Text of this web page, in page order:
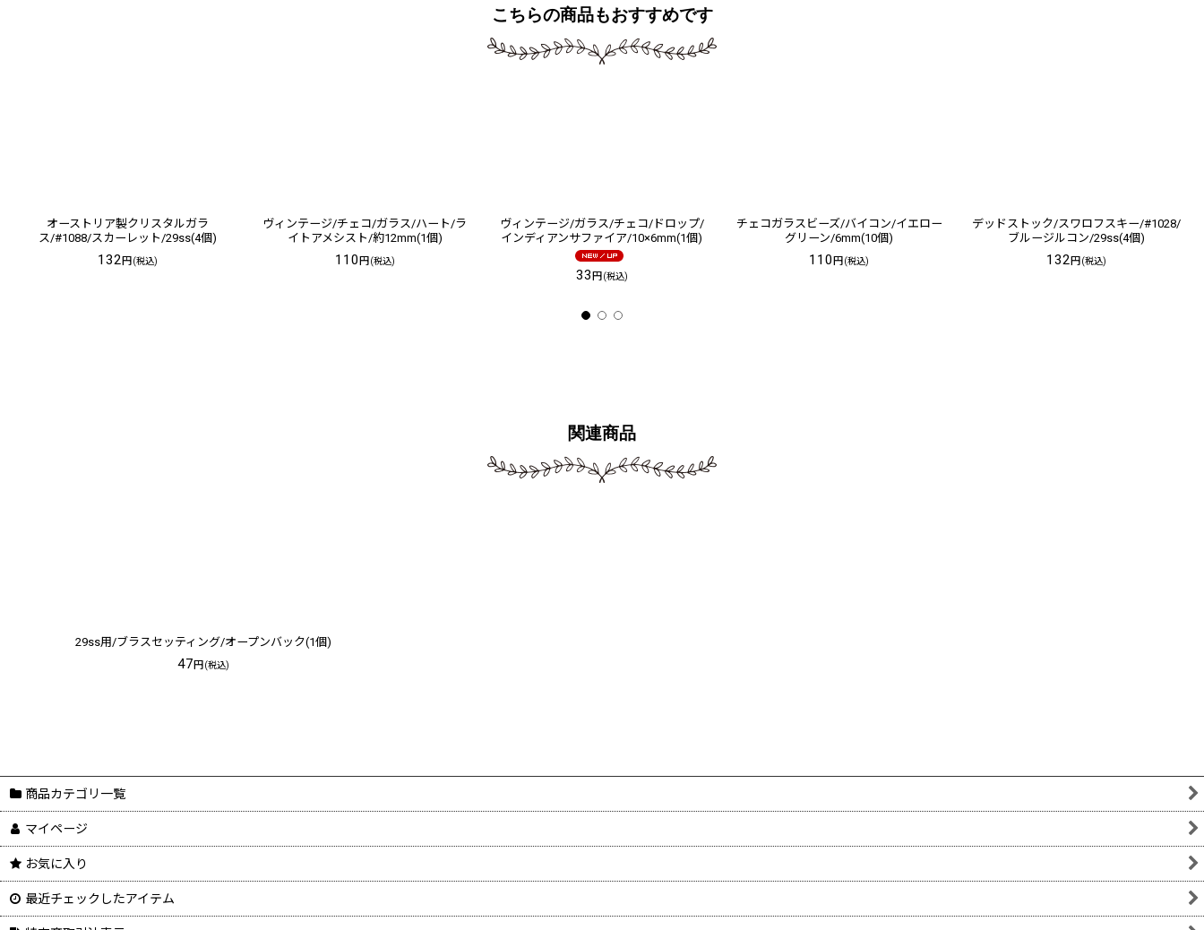
こちらの商品もおすすめです
オーストリア製クリスタルガラ
ス/#1088/スカーレット/29ss(4個)
132 円 (税込)
ヴィンテージ/チェコ/ガラス/ハート/ラ
イトアメシスト/約12mm(1個)
110 円 (税込)
ヴィンテージ/ガラス/チェコ/ドロップ/
インディアンサファイア/10×6mm(1個)
33 円 (税込)
チェコガラスビーズ/バイコン/イエロー
グリーン/6mm(10個)
110円 (税込)
デッドストック/スワロフスキー/#1028/
ブルージルコン/29ss(4個)
132円 (税込)
関連商品
29ss用/ブラスセッティング/オープンバック(1個)
47円 (税込)
商品カテゴリ一覧
マイページ
お気に入り
最近チェックしたアイテム